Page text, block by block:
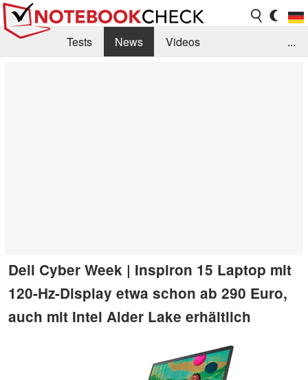
Tests News
Videos
...
Dell Cyber Week | Inspiron 15 Laptop mit
120-Hz-Display etwa schon ab 290 Euro,
auch mit Intel Alder Lake erhältlich